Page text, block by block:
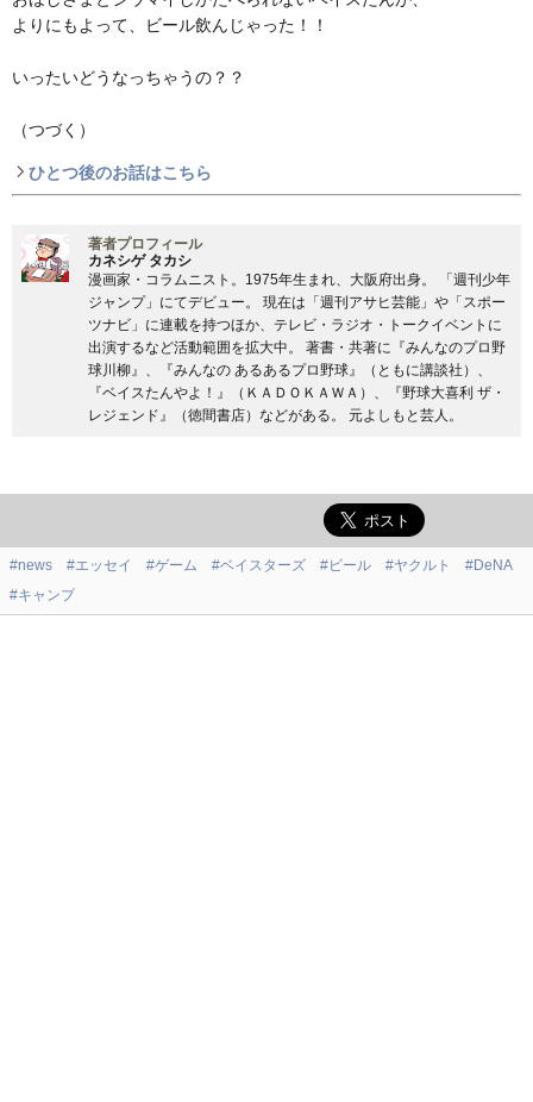
よりにもよって、ビール飲んじゃった！！
いったいどうなっちゃうの？？
（つづく）
ひとつ後のお話はこちら
著者プロフィール
カネシゲ タカシ
漫画家・コラムニスト。1975年生まれ、大阪府出身。 「週刊少年
ジャンプ」にてデビュー。 現在は「週刊アサヒ芸能」や「スポー
ツナビ」に連載を持つほか、テレビ・ラジオ・トークイベントに
出演するなど活動範囲を拡大中。 著書・共著に『みんなのプロ野
球川柳』、『みんなの あるあるプロ野球』（ともに講談社）、
『ベイスたんやよ！』（ＫＡＤＯＫＡＷＡ）、『野球大喜利 ザ・
レジェンド』（徳間書店）などがある。 元よしもと芸人。
#news #エッセイ #ゲーム #ベイスターズ #ビール #ヤクルト
#DeNA
#キャンプ